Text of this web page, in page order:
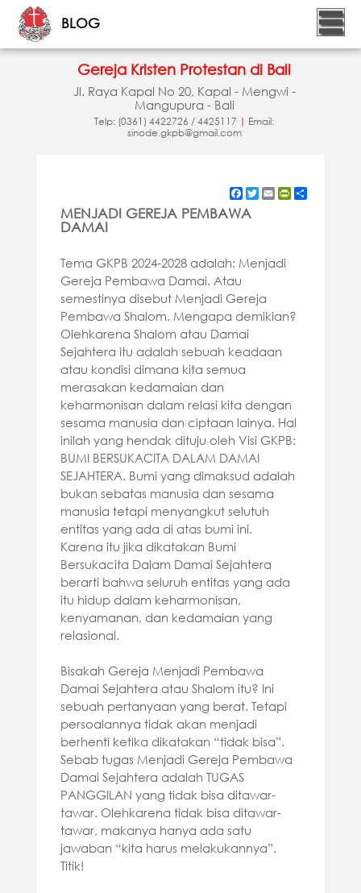
BLOG
Gereja Kristen Protestan di Bali
Jl. Raya Kapal No 20, Kapal - Mengwi -
Mangupura - Bali
Telp: (0361) 4422726 / 4425117 | Email:
sinode.gkpb@gmail.com
Facebook
Twitter
EmailPrintFriendly
MENJADI GEREJA PEMBAWA
DAMAI
Tema GKPB 2024-2028 adalah: Menjadi
Gereja Pembawa Damai. Atau
semestinya disebut Menjadi Gereja
Pembawa Shalom. Mengapa demikian?
Olehkarena Shalom atau Damai
Sejahtera itu adalah sebuah keadaan
atau kondisi dimana kita semua
merasakan kedamaian dan
keharmonisan dalam relasi kita dengan
sesama manusia dan ciptaan lainya. Hal
inilah yang hendak dituju oleh Visi GKPB:
BUMI BERSUKACITA DALAM DAMAI
SEJAHTERA. Bumi yang dimaksud adalah
bukan sebatas manusia dan sesama
manusia tetapi menyangkut selutuh
entitas yang ada di atas bumi ini.
Karena itu jika dikatakan Bumi
Bersukacita Dalam Damai Sejahtera
berarti bahwa seluruh entitas yang ada
itu hidup dalam keharmonisan,
kenyamanan, dan kedamaian yang
relasional.
Bisakah Gereja Menjadi Pembawa
Damai Sejahtera atau Shalom itu? Ini
sebuah pertanyaan yang berat. Tetapi
persoalannya tidak akan menjadi
berhenti ketika dikatakan “tidak bisa”.
Sebab tugas Menjadi Gereja Pembawa
Damai Sejahtera adalah TUGAS
PANGGILAN yang tidak bisa ditawar-
tawar. Olehkarena tidak bisa ditawar-
tawar, makanya hanya ada satu
jawaban “kita harus melakukannya”.
Titik!